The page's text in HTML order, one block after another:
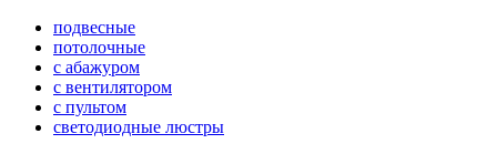
подвесные
потолочные
с абажуром
с вентилятором
с пультом
светодиодные люстры